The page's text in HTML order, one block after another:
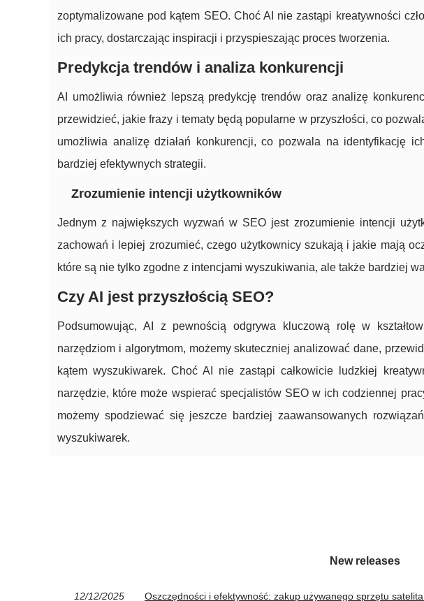
zoptymalizowane pod kątem SEO. Choć AI nie zastąpi kreatywności
ich pracy, dostarczając inspiracji i przyspieszając proces tworzenia.
Predykcja trendów i analiza konkurencji
AI umożliwia również lepszą predykcję trendów oraz analizę
przewidzieć, jakie frazy i tematy będą popularne w przyszłości, co
umożliwia analizę działań konkurencji, co pozwala na identyfikację
bardziej efektywnych strategii.
Zrozumienie intencji użytkowników
Jednym z największych wyzwań w SEO jest zrozumienie intencji
zachowań i lepiej zrozumieć, czego użytkownicy szukają i jakie mają
które są nie tylko zgodne z intencjami wyszukiwania, ale także bardziej
Czy AI jest przyszłością SEO?
Podsumowując, AI z pewnością odgrywa kluczową rolę w
narzędziom i algorytmom, możemy skuteczniej analizować dane,
kątem wyszukiwarek. Choć AI nie zastąpi całkowicie ludzkiej
narzędzie, które może wspierać specjalistów SEO w ich codziennej
możemy spodziewać się jeszcze bardziej zaawansowanych
wyszukiwarek.
New releases
12/12/2025 Oszczędności i efektywność: zakup używanego sprzętu